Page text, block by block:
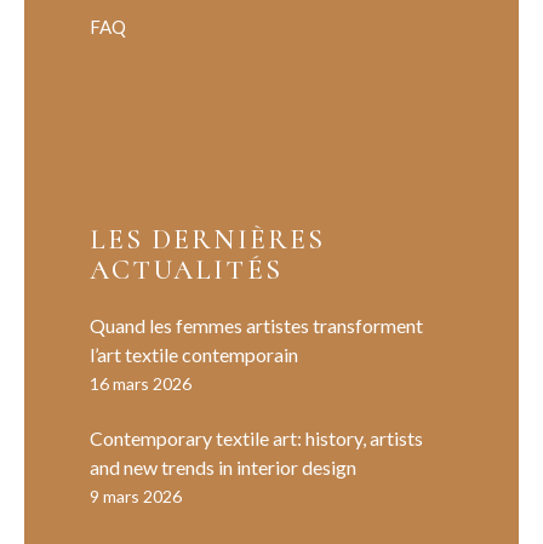
FAQ
LES DERNIÈRES
ACTUALITÉS
Quand les femmes artistes transforment
l’art textile contemporain
16 mars 2026
Contemporary textile art: history, artists
and new trends in interior design
9 mars 2026